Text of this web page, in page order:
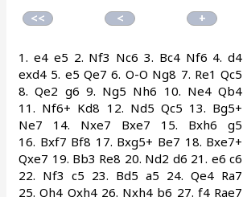
1. e4 e5 2. Nf3 Nc6 3. Bc4 Nf6 4.d4
exd4 5. e5 Qe7 6. O-O Ng8 7. Re1 Qc5
8.Qe2 g6 9. Ng5 Nh6 10. Ne4 Qb4
11. Nf6+ Kd8 12. Nd5 Qc5 13. Bg5+
Ne7
14. Nxe7 Bxe7 15. Bxh6
g5
16. Bxf7 Bf8 17. Bxg5+ Be7 18. Bxe7+
Qxe7 19. Bb3 Re8 20. Nd2 d6 21. e6 c6
22. Nf3 c5 23. Bd5 a5 24.Qe4 Ra7
25.Qh4 Qxh4 26. Nxh4 b6 27. f4 Rae7